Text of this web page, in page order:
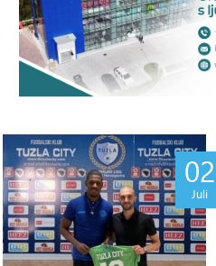
02
Juli